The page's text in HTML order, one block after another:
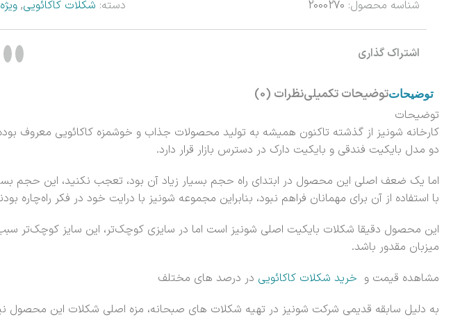
شناسه محصول: 2000270 دسته: شکلات کاکائویی, ویژه
اشتراک گذاری
توضیحاتتوضیحات تکمیلینظرات (0)
توضیحات
کارخانه شونیز از گذشته تاکنون همیشه به تولید محصولات جذاب و خوشمزه کاکائویی معروف
دو مدل بایکیت فندقی و بایکیت دارک در دسترس بازار قرار دارد.
اما یک ضعف اصلی این محصول در ابتدای راه حجم بسیار زیاد آن بود، تعجب نکنید، این حجم
با استفاده از آن برای مهمانان فراهم نبود، بنابراین مجموعه شونیز با درایت خود در فکر
این محصول دقیقا شکلات بایکیت اصلی شونیز است اما در سایزی کوچک‌تر، این سایز کوچک‌تر
میزبان مقدور باشد.
مشاهده قیمت و خرید شکلات کاکائویی در درصد های مختلف
به دلیل سابقه قدیمی شرکت شونیز در تهیه شکلات های صبحانه، مزه اصلی شکلات این محصول